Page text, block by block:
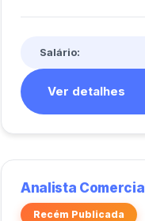
Salário:
Ver detalhes
Analista Comercial
Recém Publicada